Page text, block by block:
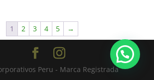
1 2 3 4 5 →
Peru - Marca Registrada